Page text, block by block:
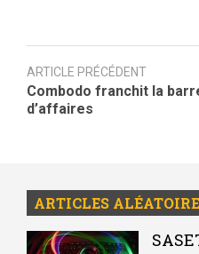
ARTICLE PRÉCÉDENT
Combodo franchit la
d’affaires
ARTICLES